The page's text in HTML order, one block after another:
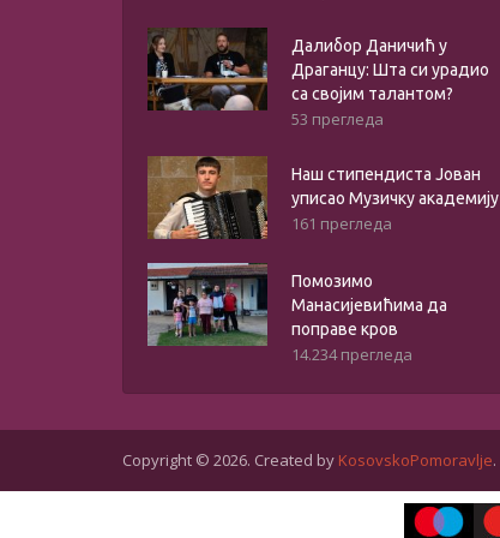
Далибор Даничић у
Драганцу: Шта си урадио
са својим талантом?
53 прегледа
Наш стипендиста Јован
уписао Музичку академију
161 прегледа
Помозимо
Манасијевићима да
поправе кров
14.234 прегледа
Copyright © 2026. Created by KosovskoPomoravlje.